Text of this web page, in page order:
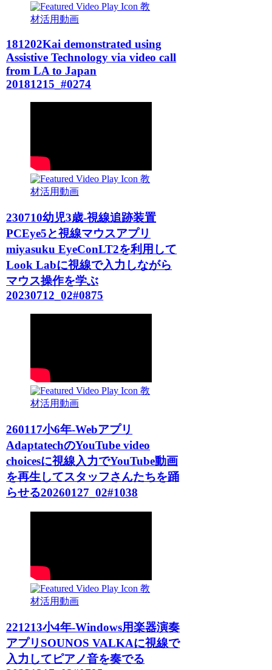
教
材活用動画
181202Kai demonstrated using
Assistive Technology via video call
from LA to Japan
20181215_#0274
教
材活用動画
230710幼児3歳-視線追跡装置
PCEye5と視線マウスアプリ
miyasuku EyeConLT2を利用して
Look Labに視線で入力しながら
マウス操作を学ぶ
20230712_02#0875
教
材活用動画
260117小6年-Webアプリ
AdaptatechのYouTube video
choicesに視線入力でYouTube動画
を再生してスタッフさんたちを踊
らせる20260127_02#1038
教
材活用動画
221213小4年-Windows用楽器演奏
アプリSOUNOS VALKAに視線で
入力してピアノ音を奏でる